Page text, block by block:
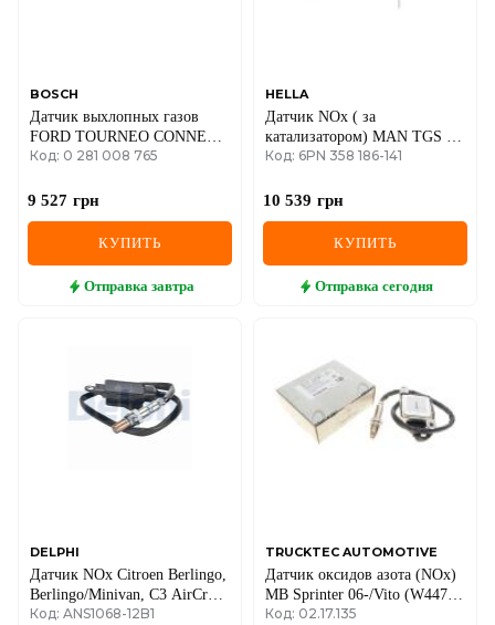
SMART
SSANGYONG
SUZUKI
TESLA
VW
BOSCH
Датчик выхлопных газов
FORD TOURNEO CONNECT
V408 NADWOZIE WIELKO,
V408/MINIVAN 1.5D 05.18-
Код: 0 281 008 765
9 527 грн
КУПИТЬ
Отправка завтра
HELLA
Датчик NOx ( за
катализатором) MAN TGS I,
TGX I D2066LF85-
Код: 6PN 358 186-141
10 539 грн
КУПИТЬ
Отправка сегодня
DELPHI
Датчик NOx Citroen Berlingo,
Berlingo/Minivan, C3 AirCross
II, III, C4 Cactus, Spacetourer,
Код: ANS1068-12B1
TRUCKTEC AUTOMOTIVE
Датчик оксидов азота (NOx)
MB Sprinter 06-/Vito (W447)
14- (OM651/OM642) (5WK9
Код: 02.17.135